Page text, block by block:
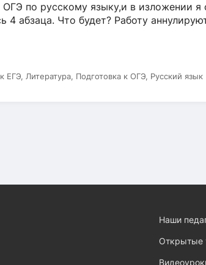
по русскому языку,и в изложении я
4 абзаца. Что будет? Работу
ЕГЭ, Литература, Подготовка к ОГЭ, Русский язык
Наши
Открытые